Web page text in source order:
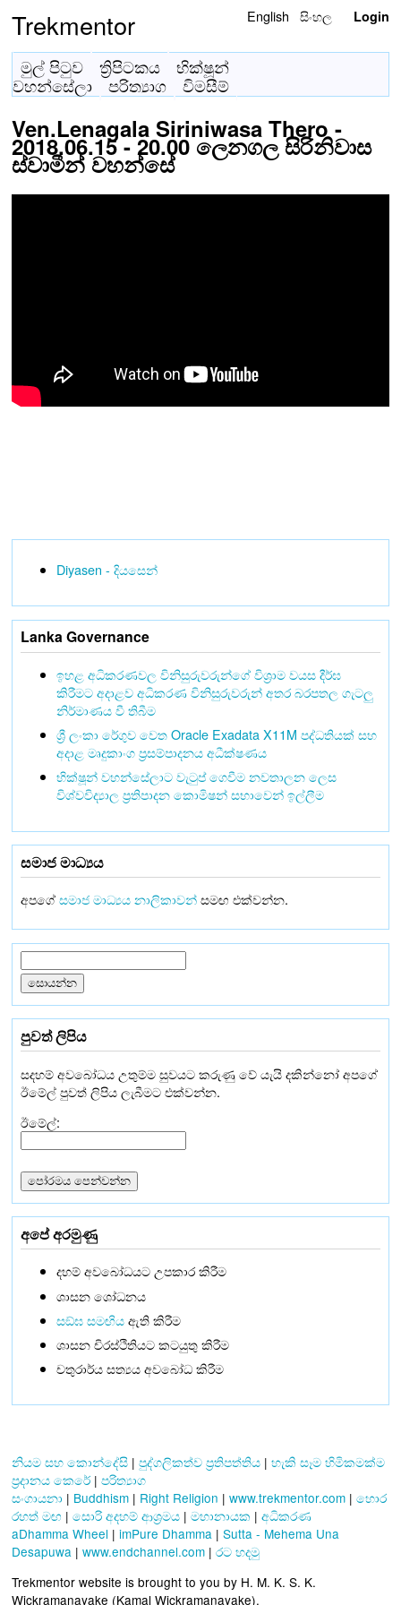
Trekmentor English සිංහල Login
මුල් පිටුව ත්‍රිපිටකය
භික්ෂූන්
වහන්සේලා
පරිත්‍යාග විමසීම්
Ven.Lenagala Siriniwasa Thero -
2018.06.15 - 20.00 ලෙනගල සිරිනිවාස
ස්වාමීන් වහන්සේ
Diyasen - දියසෙන්
Lanka Governance
ඉහළ අධිකරණවල විනිසුරුවරුන්ගේ විශ්‍රාම වයස දීර්ඝ
කිරීමට අදාළව අධිකරණ විනිසුරුවරුන් අතර බරපතල ගැටලු
නිර්මාණය වී තිබීම
ශ්‍රී ලංකා රේගුව වෙත Oracle Exadata X11M පද්ධතියක් සහ
අදාළ මෘදුකාංග ප්‍රසම්පාදනය අධීක්ෂණය
භික්ෂූන් වහන්සේලාට වැටුප් ගෙවීම නවතාලන ලෙස
විශ්වවිද්‍යාල ප්‍රතිපාදන කොමිෂන් සභාවෙන් ඉල්ලීම
සමාජ මාධ්‍යය
අපගේසමාජ මාධ්‍යය නාලිකාවන්සමඟ එක්වන්න.
පුවත් ලිපිය
සදහම් අවබෝධය උතුම්ම සුවයට කරුණු වේ යැයි දකින්නෝ අපගේ
ඊමේල් පුවත් ලිපිය ලැබීමට එක්වන්න.
ඊමේල්:
අපේ අරමුණු
දහම් අවබෝධයට උපකාර කිරීම
ශාසන ශෝධනය
සඞ්‌ඝ සමඟියඇති කිරීම
ශාසන චිරස්ථිතියට කටයුතු කිරීම
චතුරාර්ය සත්‍යය අවබෝධ කිරීම
නියම සහ කොන්දේසි | පුද්ගලිකත්ව ප්‍රතිපත්තිය | හැකි සෑම හිමිකමක්ම
ප්‍රදානය කෙරේ | පරිත්‍යාග
සංගායනා | Buddhism | Right Religion | www.trekmentor.com | හොර
රහත් මඟ | සොරි අදහම් ආශ්‍රමය | මහානායක | අධිකරණ
aDhamma Wheel | imPure Dhamma | Sutta - Mehema Una
Desapuwa | www.endchannel.com | රට හදමු
Trekmentor website is brought to you by H. M. K. S. K.
Wickramanayake (Kamal Wickramanayake).